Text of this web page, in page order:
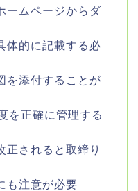
ームページからダ
体的に記載する必
を添付することが
を正確に管理する
正されると取締り
も注意が必要